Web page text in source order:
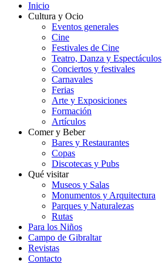
Inicio
Cultura y Ocio
Eventos generales
Cine
Festivales de Cine
Teatro, Danza y Espectáculos
Conciertos y festivales
Carnavales
Ferias
Arte y Exposiciones
Formación
Artículos
Comer y Beber
Bares y Restaurantes
Copas
Discotecas y Pubs
Qué visitar
Museos y Salas
Monumentos y Arquitectura
Parques y Naturalezas
Rutas
Para los Niños
Campo de Gibraltar
Revistas
Contacto